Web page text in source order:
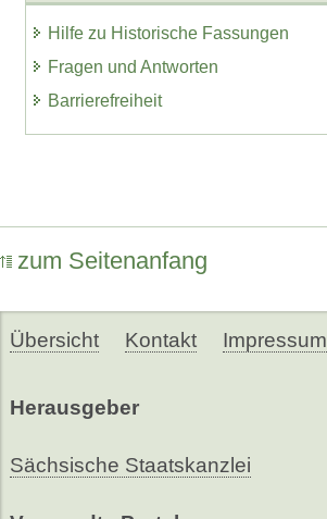
Hilfe zu Historische Fassungen
Fragen und Antworten
Barrierefreiheit
zum Seitenanfang
Übersicht Kontakt Impressum
Herausgeber
Sächsische Staatskanzlei